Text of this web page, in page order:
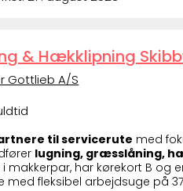
& Hækklipning
Gottlieb A/S
til servicerute med
lugning, græsslåning,
makkerpar, har kørekort B og
fleksibel arbejdsuge på